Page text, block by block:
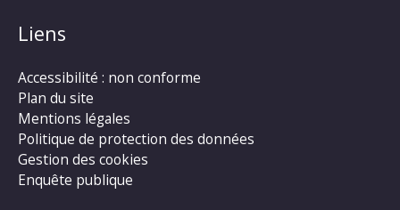
Liens
Accessibilité : non conforme
Plan du site
Mentions légales
Politique de protection des données
Gestion des cookies
Enquête publique